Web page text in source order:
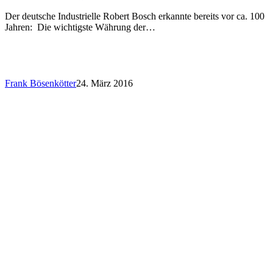
Der deutsche Industrielle Robert Bosch erkannte bereits vor ca. 100
Jahren: Die wichtigste Währung der…
Frank Bösenkötter24. März 2016